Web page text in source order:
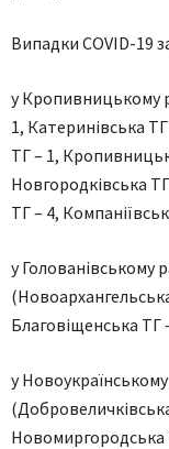
Випадки COVID-19
у Кропивницькому
1, Катеринівська
ТГ – 1,
Новгородківська
ТГ – 4,
у Голованівському
Благовіщенська ТГ
у
Новомиргородська